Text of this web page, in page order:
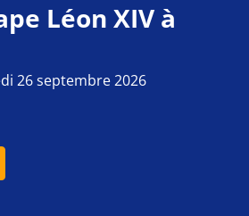
Léon XIV à
26 septembre 2026